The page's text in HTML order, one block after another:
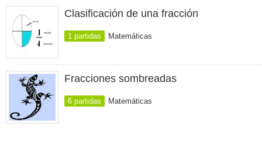
Clasificación de una fracción
1 partidas Matemáticas
Fracciones sombreadas
6 partidas Matemáticas